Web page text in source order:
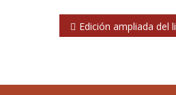
Navegación
Edición ampliada del libro ‘Rosendo. Quiero que sueñes conmigo’